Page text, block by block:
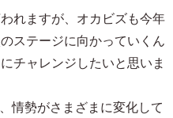
れますが、オカビズも今年
ステージに向かっていくん
チャレンジしたいと思いま
情勢がさまざまに変化して